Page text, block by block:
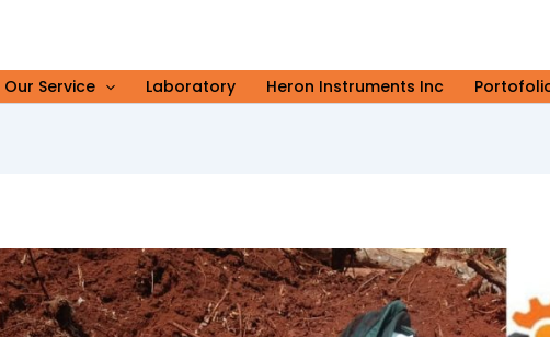
Our Service Laboratory Heron Instruments Inc